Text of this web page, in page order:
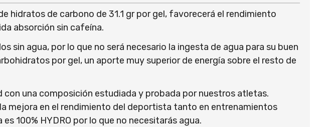
hidratos de carbono de 31.1 gr por gel, favorecerá el rendimiento
absorción sin cafeína.
agua, por lo que no será necesario la ingesta de agua para su buen
por gel, un aporte muy superior de energía sobre el resto de
una composición estudiada y probada por nuestros atletas.
mejora en el rendimiento del deportista tanto en entrenamientos
100% HYDRO por lo que no necesitarás agua.